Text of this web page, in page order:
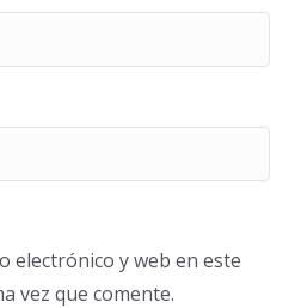
electrónico y web en este
vez que comente.